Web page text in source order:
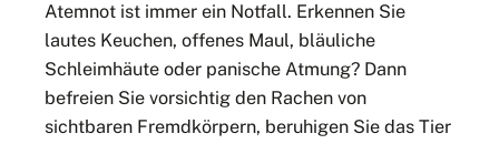
Atemnot ist immer ein Notfall. Erkennen Sie
lautes Keuchen, offenes Maul, bläuliche
Schleimhäute oder panische Atmung? Dann
befreien Sie vorsichtig den Rachen von
sichtbaren Fremdkörpern, beruhigen Sie das Tier